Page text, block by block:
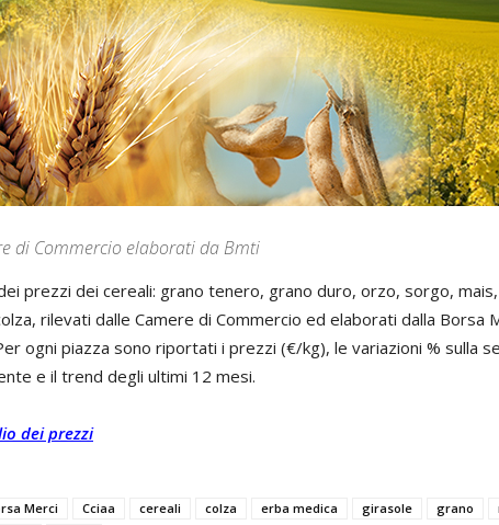
di Commercio elaborati da Bmti
prezzi dei cereali: grano tenero, grano duro, orzo, sorgo,
rilevati dalle Camere di Commercio ed elaborati dalla Borsa
ogni piazza sono riportati i prezzi (€/kg), le variazioni % sulla
e il trend degli ultimi 12 mesi.
dei prezzi
Merci Cciaa cereali colza erba medica girasole grano